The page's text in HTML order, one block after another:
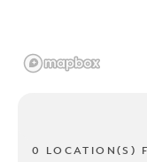
0 LOCATION(S)